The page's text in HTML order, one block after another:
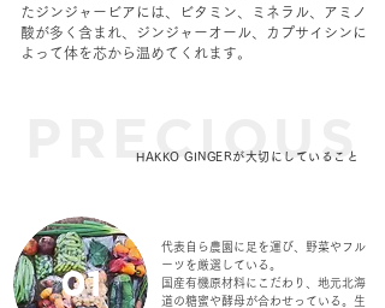
たジンジャービアには、ビタミン、ミネラル、アミノ
酸が多く含まれ、ジンジャーオール、カプサイシンに
よって体を芯から温めてくれます。
PRECIOUS
HAKKO GINGERが大切にしていること
代表自ら農園に足を運び、野菜やフル
ーツを厳選している。
​国産有機原材料にこだわり、地元北海
道の糖蜜や酵母が合わせっている。生
01